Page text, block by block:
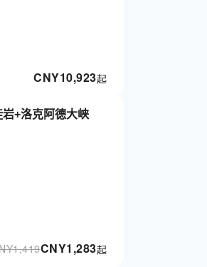
CNY10,923起
+洛克阿德大峡
CNY1,283起
1,419